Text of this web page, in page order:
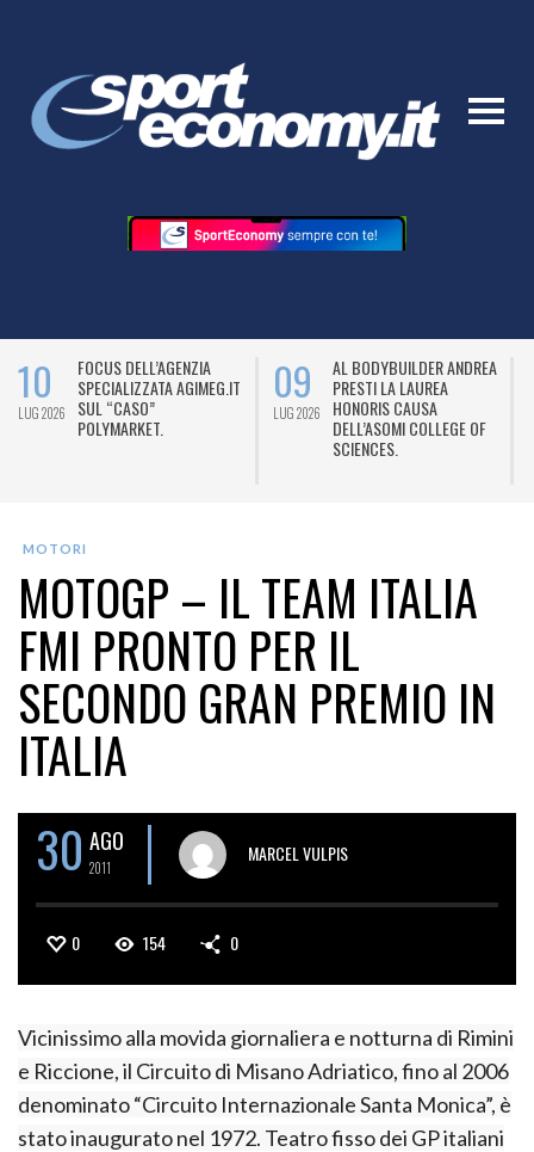
10
LUG 2026
FOCUS DELL’AGENZIA
SPECIALIZZATA AGIMEG.IT
SUL “CASO”
POLYMARKET.
09
LUG 2026
AL BODYBUILDER ANDREA
PRESTI LA LAUREA
HONORIS CAUSA
DELL’ASOMI COLLEGE OF
SCIENCES.
MOTORI
MOTOGP – IL TEAM ITALIA
FMI PRONTO PER IL
SECONDO GRAN PREMIO IN
ITALIA
30 AGO
2011
MARCEL VULPIS
0 154 0
Vicinissimo alla movida giornaliera e notturna di Rimini
e Riccione, il Circuito di Misano Adriatico, fino al 2006
denominato “Circuito Internazionale Santa Monica”, è
stato inaugurato nel 1972. Teatro fisso dei GP italiani